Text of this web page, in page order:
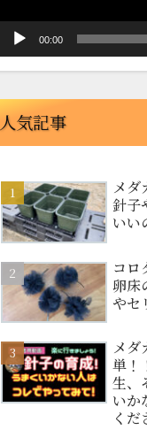
00:00
人気記事
メダ
針子
いい
コロ
卵床
やセ
メダ
単！
生、
いか
くだ